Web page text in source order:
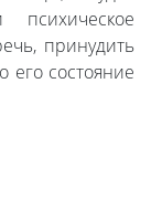
принудить
его состояние